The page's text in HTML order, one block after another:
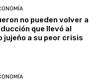
no pueden volver a
que llevó al
jujeño a su peor crisis